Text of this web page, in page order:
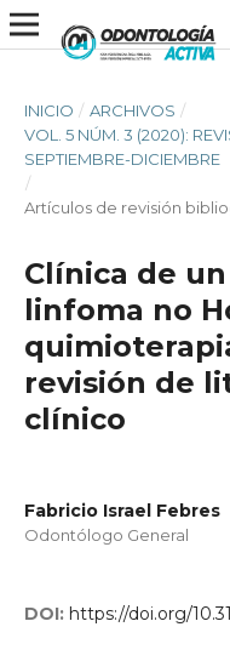
INICIO / ARCHIVOS /
VOL. 5 NÚM. 3 (2020):
SEPTIEMBRE-DICIEMBRE
/
Artículos de revisión
Clínica de
linfoma no
revisión de
clínico
Fabricio Israel Febres
Odontólogo General
DOI: https://doi.org/